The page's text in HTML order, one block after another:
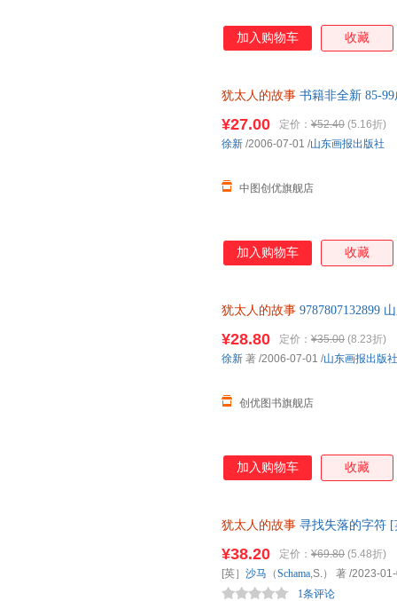
加入购物车 收藏
犹太人的故事 书籍非全新 85-
¥27.00 定价： ¥52.40 (5.16折)
中图创优旗舰店
徐新 /2006-07-01 /山东画报出版社
加入购物车 收藏
犹太人的故事 9787807132899
¥28.80 定价： ¥35.00 (8.23折)
创优图书旗舰店
徐新 著 /2006-07-01 /山东画报出版社
加入购物车 收藏
犹太人的故事 寻找失落的字符 [
¥38.20 定价： ¥69.80 (5.48折)
1条评论
[英］ 沙马 （Schama,S.） 著 /2023-